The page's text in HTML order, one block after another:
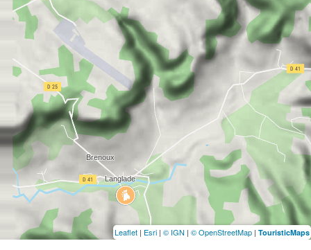
Leaflet | Esri | © IGN | © OpenStreetMap | TouristicMaps